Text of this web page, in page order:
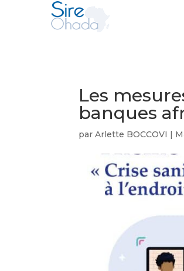
Les
banques
parArlette BOCCOVI |